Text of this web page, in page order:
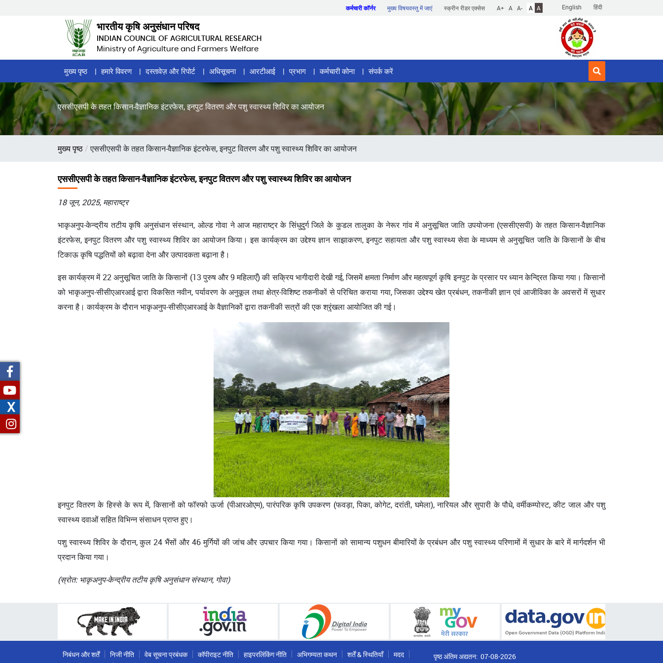
English हिंदी
कर्मचारी कॉर्नर मुख्य विषयवस्तु में जाएं स्क्रीन रीडर एक्सेस A+ A A- A A
भारतीय कृषि अनुसंधान परिषद
INDIAN COUNCIL OF AGRICULTURAL RESEARCH
Ministry of Agriculture and Farmers Welfare
Home
Page
Menu
मुख्य पृष्ठ हमारे विवरण दस्तावेज़ और रिपोर्ट अधिसूचना आरटीआई प्रभाग कर्मचारी कोना संपर्क करें
एससीएसपी के तहत किसान-वैज्ञानिक इंटरफेस, इनपुट वितरण और पशु स्वास्थ्य शिविर का आयोजन
पग
मुख्य पृष्ठ एससीएसपी के तहत किसान-वैज्ञानिक इंटरफेस, इनपुट वितरण और पशु स्वास्थ्य शिविर का आयोजन
एससीएसपी के तहत किसान-वैज्ञानिक इंटरफेस, इनपुट वितरण और पशु स्वास्थ्य शिविर का आयोजन
18 जून, 2025, महाराष्ट्र
भाकृअनुप-केन्द्रीय तटीय कृषि अनुसंधान संस्थान, ओल्ड गोवा ने आज महाराष्ट्र के सिंधुदुर्ग जिले के कुडल तालुका के नेरूर गांव में अनुसूचित जाति उपयोजना (एससीएसपी) के तहत किसान-वैज्ञानिक
इंटरफेस, इनपुट वितरण और पशु स्वास्थ्य शिविर का आयोजन किया। इस कार्यक्रम का उद्देश्य ज्ञान साझाकरण, इनपुट सहायता और पशु स्वास्थ्य सेवा के माध्यम से अनुसूचित जाति के किसानों के बीच
टिकाऊ कृषि पद्धतियों को बढ़ावा देना और उत्पादकता बढ़ाना है।
इस कार्यक्रम में 22 अनुसूचित जाति के किसानों (13 पुरुष और 9 महिलाएँ) की सक्रिय भागीदारी देखी गई, जिसमें क्षमता निर्माण और महत्वपूर्ण कृषि इनपुट के प्रसार पर ध्यान केन्द्रित किया गया। किसानों
को भाकृअनुप-सीसीएआरआई द्वारा विकसित नवीन, पर्यावरण के अनुकूल तथा क्षेत्र-विशिष्ट तकनीकों से परिचित कराया गया, जिसका उद्देश्य खेत प्रबंधन, तकनीकी ज्ञान एवं आजीविका के अवसरों में सुधार
करना है। कार्यक्रम के दौरान भाकृअनुप-सीसीएआरआई के वैज्ञानिकों द्वारा तकनीकी सत्रों की एक श्रृंखला आयोजित की गई।
इनपुट वितरण के हिस्से के रूप में, किसानों को फॉस्फो ऊर्जा (पीआरओएम), पारंपरिक कृषि उपकरण (फवड़ा, पिका, कोगेट, दरांती, घमेला), नारियल और सुपारी के पौधे, वर्मीकम्पोस्ट, कीट जाल और पशु
स्वास्थ्य दवाओं सहित विभिन्न संसाधन प्राप्त हुए।
पशु स्वास्थ्य शिविर के दौरान, कुल 24 भैंसों और 46 मुर्गियों की जांच और उपचार किया गया। किसानों को सामान्य पशुधन बीमारियों के प्रबंधन और पशु स्वास्थ्य परिणामों में सुधार के बारे में मार्गदर्शन भी
प्रदान किया गया।
(स्रोत: भाकृअनुप-केन्द्रीय तटीय कृषि अनुसंधान संस्थान, गोवा)
निबंधन और शर्तें निजी नीति वेब सूचना प्रबंधक कॉपीराइट नीति हाइपरलिंकिंग नीति अभिगम्यता कथन शर्तें & स्थितियाँ
मदद
पृष्ठ अंतिम अद्यतन: 07-08-2026
X